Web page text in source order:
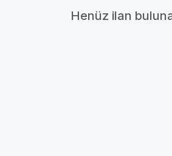
Henüz ilan